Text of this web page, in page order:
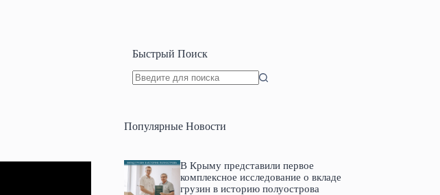
Быстрый Поиск
Популярные Новости
В Крыму представили первое
комплексное исследование о вкладе
грузин в историю полуострова